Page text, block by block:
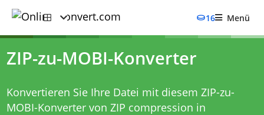
16 Menü
ZIP-zu-MOBI-Konverter
Konvertieren Sie Ihre Datei mit diesem ZIP-zu-
MOBI-Konvertervon ZIP compression in